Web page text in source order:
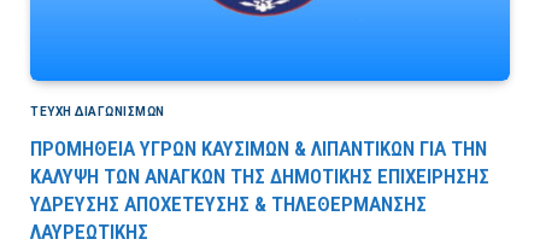
ΤΕΎΧΗ ΔΙΑΓΩΝΙΣΜΏΝ
ΠΡΟΜΗΘΕΙΑ ΥΓΡΩΝ ΚΑΥΣΙΜΩΝ & ΛΙΠΑΝΤΙΚΩΝ ΓΙΑ ΤΗΝ
ΚΑΛΥΨΗ ΤΩΝ ΑΝΑΓΚΩΝ ΤΗΣ ΔΗΜΟΤΙΚΗΣ ΕΠΙΧΕΙΡΗΣΗΣ
ΥΔΡΕΥΣΗΣ ΑΠΟΧΕΤΕΥΣΗΣ & ΤΗΛΕΘΕΡΜΑΝΣΗΣ
ΛΑΥΡΕΩΤΙΚΗΣ